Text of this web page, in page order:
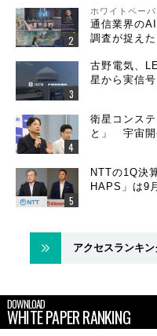
ホワイトペーパ
通信業界の
調査が捉えた
古野電気、
星から実信
衛星コンス
と」 宇宙開
NTTの1Q決
HAPS」は9
アクセスランキ
DOWNLOAD
WHITE PAPER RANKING